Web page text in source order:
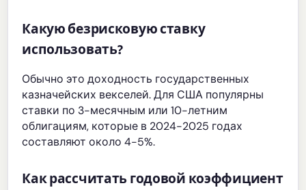
Какую безрисковую ставку
использовать?
Обычно это доходность государственных
казначейских векселей. Для США популярны
ставки по 3-месячным или 10-летним
облигациям, которые в 2024-2025 годах
составляют около 4-5%.
Как рассчитать годовой коэффициент